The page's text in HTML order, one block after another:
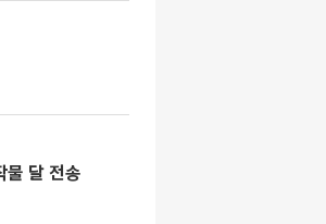
달 전송